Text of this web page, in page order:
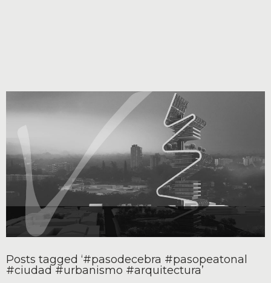
Posts tagged ‘#pasodecebra #pasopeatonal
#ciudad #urbanismo #arquitectura’